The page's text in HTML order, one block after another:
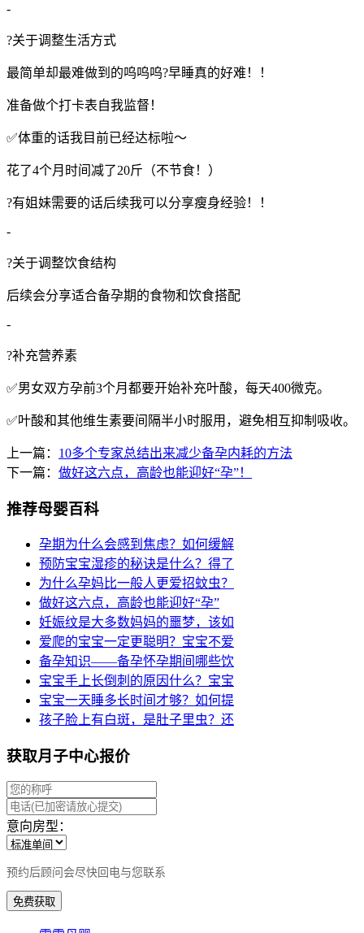
-
?关于调整生活方式
最简单却最难做到的呜呜呜?早睡真的好难！！
准备做个打卡表自我监督！
✅体重的话我目前已经达标啦～
花了4个月时间减了20斤（不节食！）
?有姐妹需要的话后续我可以分享瘦身经验！！
-
?关于调整饮食结构
后续会分享适合备孕期的食物和饮食搭配
-
?补充营养素
✅男女双方孕前3个月都要开始补充叶酸，每天400微克。
✅叶酸和其他维生素要间隔半小时服用，避免相互抑制吸收。
上一篇： 10多个专家总结出来减少备孕内耗的方法
下一篇： 做好这六点，高龄也能迎好“孕”！
推荐母婴百科
孕期为什么会感到焦虑？如何缓解
预防宝宝湿疹的秘诀是什么？得了
为什么孕妈比一般人更爱招蚊虫？
做好这六点，高龄也能迎好“孕”
妊娠纹是大多数妈妈的噩梦，该如
爱爬的宝宝一定更聪明？宝宝不爱
备孕知识——备孕怀孕期间哪些饮
宝宝手上长倒刺的原因什么？宝宝
宝宝一天睡多长时间才够？如何提
孩子脸上有白斑，是肚子里虫？还
获取月子中心报价
意向房型：
预约后顾问会尽快回电与您联系
免费获取